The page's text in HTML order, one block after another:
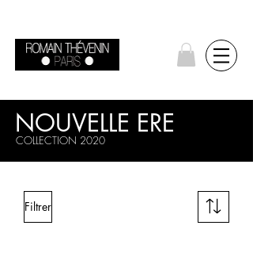
NOUVELLE ERE
COLLECTION 2020
Filtrer